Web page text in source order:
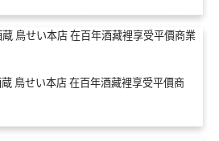
蔵 鳥せい本店 在百年酒藏裡享受平價商